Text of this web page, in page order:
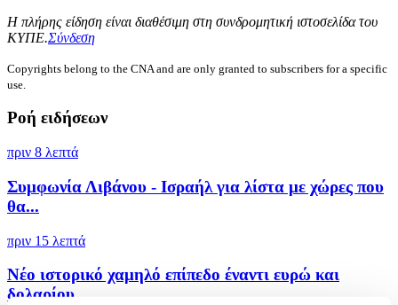
Η πλήρης είδηση είναι διαθέσιμη στη συνδρομητική ιστοσελίδα του
ΚΥΠΕ.Σύνδεση
Copyrights belong to the CNA and are only granted to subscribers for a specific
use.
Ροή ειδήσεων
πριν 8 λεπτά
Συμφωνία Λιβάνου - Ισραήλ για λίστα με χώρες που
θα...
πριν 15 λεπτά
Νέο ιστορικό χαμηλό επίπεδο έναντι ευρώ και
δολαρίου...